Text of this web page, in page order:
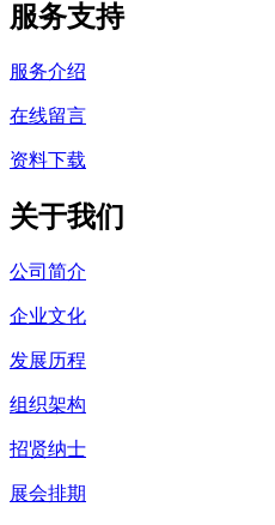
服务支持
服务介绍
在线留言
资料下载
关于我们
公司简介
企业文化
发展历程
组织架构
招贤纳士
展会排期